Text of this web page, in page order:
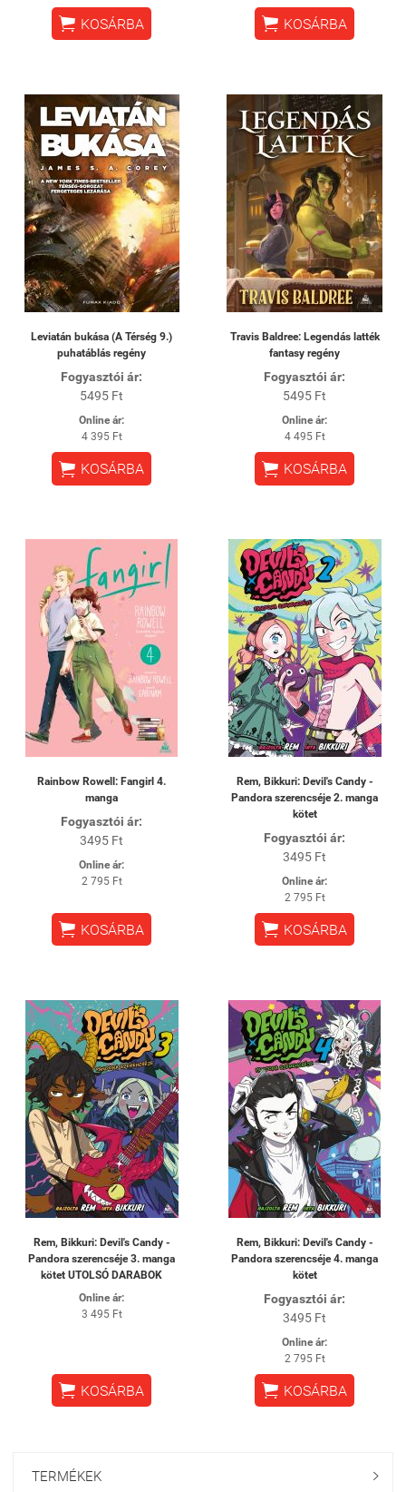
 KOSÁRBA  KOSÁRBA
Leviatán bukása (A Térség 9.)
puhatáblás regény
Fogyasztói ár:
5495 Ft
Online ár:
4 395 Ft
 KOSÁRBA
Travis Baldree: Legendás latték
fantasy regény
Fogyasztói ár:
5495 Ft
Online ár:
4 495 Ft
 KOSÁRBA
Rainbow Rowell: Fangirl 4.
manga
Fogyasztói ár:
3495 Ft
Online ár:
2 795 Ft
 KOSÁRBA
Rem, Bikkuri: Devil's Candy -
Pandora szerencséje 2. manga
kötet
Fogyasztói ár:
3495 Ft
Online ár:
2 795 Ft
 KOSÁRBA
Rem, Bikkuri: Devil's Candy -
Pandora szerencséje 3. manga
kötet UTOLSÓ DARABOK
Online ár:
3 495 Ft
 KOSÁRBA
Rem, Bikkuri: Devil's Candy -
Pandora szerencséje 4. manga
kötet
Fogyasztói ár:
3495 Ft
Online ár:
2 795 Ft
 KOSÁRBA
TERMÉKEK 